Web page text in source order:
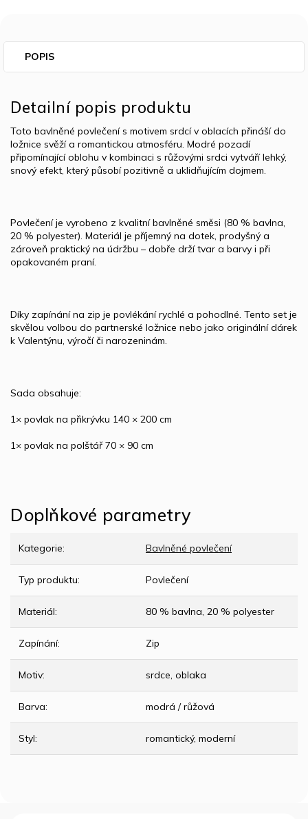
POPIS
Detailní popis produktu
Toto bavlněné povlečení s motivem srdcí v oblacích přináší do
ložnice svěží a romantickou atmosféru. Modré pozadí
připomínající oblohu v kombinaci s růžovými srdci vytváří lehký,
snový efekt, který působí pozitivně a uklidňujícím dojmem.
Povlečení je vyrobeno z kvalitní bavlněné směsi (80 % bavlna,
20 % polyester). Materiál je příjemný na dotek, prodyšný a
zároveň praktický na údržbu – dobře drží tvar a barvy i při
opakovaném praní.
Díky zapínání na zip je povlékání rychlé a pohodlné. Tento set je
skvělou volbou do partnerské ložnice nebo jako originální dárek
k Valentýnu, výročí či narozeninám.
Sada obsahuje:
1× povlak na přikrývku 140 × 200 cm
1× povlak na polštář 70 × 90 cm
Doplňkové parametry
Kategorie: Bavlněné povlečení
Typ produktu: Povlečení
Materiál: 80 % bavlna, 20 % polyester
Zapínání: Zip
Motiv: srdce, oblaka
Barva: modrá / růžová
Styl: romantický, moderní